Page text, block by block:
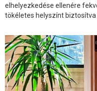
elhelyezkedése ellenére
tökéletes helyszínt biztosítva